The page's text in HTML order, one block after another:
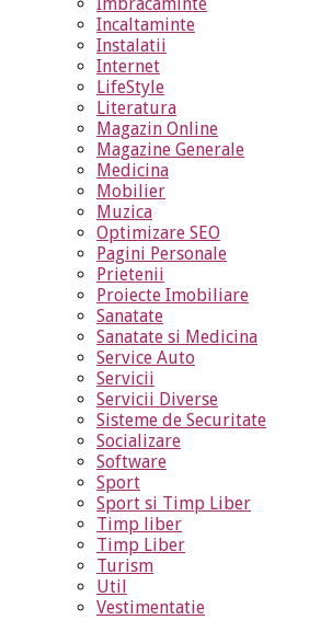
Incaltaminte
Instalatii
Internet
LifeStyle
Literatura
Magazin Online
Magazine Generale
Medicina
Mobilier
Muzica
Optimizare SEO
Pagini Personale
Prietenii
Proiecte Imobiliare
Sanatate
Sanatate si Medicina
Service Auto
Servicii
Servicii Diverse
Sisteme de Securitate
Socializare
Software
Sport
Sport si Timp Liber
Timp liber
Timp Liber
Turism
Util
Vestimentatie